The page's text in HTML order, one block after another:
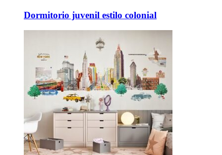
Dormitorio juvenil estilo colonial